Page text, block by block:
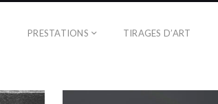
PRESTATIONS TIRAGES D’ART